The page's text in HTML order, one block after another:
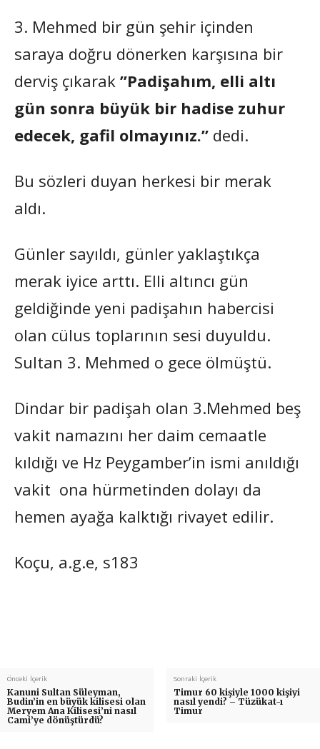
3. Mehmed bir gün şehir içinden
saraya doğru dönerken karşısına bir
derviş çıkarak ”Padişahım, elli altı
gün sonra büyük bir hadise zuhur
edecek, gafil olmayınız.” dedi.
Bu sözleri duyan herkesi bir merak
aldı.
Günler sayıldı, günler yaklaştıkça
merak iyice arttı. Elli altıncı gün
geldiğinde yeni padişahın habercisi
olan cülus toplarının sesi duyuldu.
Sultan 3. Mehmed o gece ölmüştü.
Dindar bir padişah olan 3.Mehmed beş
vakit namazını her daim cemaatle
kıldığı ve Hz Peygamber’in ismi anıldığı
vakit ona hürmetinden dolayı da
hemen ayağa kalktığı rivayet edilir.
Koçu, a.g.e, s183
Önceki İçerik
Kanuni Sultan Süleyman,
Budin’in en büyük kilisesi olan
Meryem Ana Kilisesi’ni nasıl
Cami’ye dönüştürdü?
Sonraki İçerik
Timur 60 kişiyle 1000 kişiyi
nasıl yendi? – Tüzükat-ı
Timur